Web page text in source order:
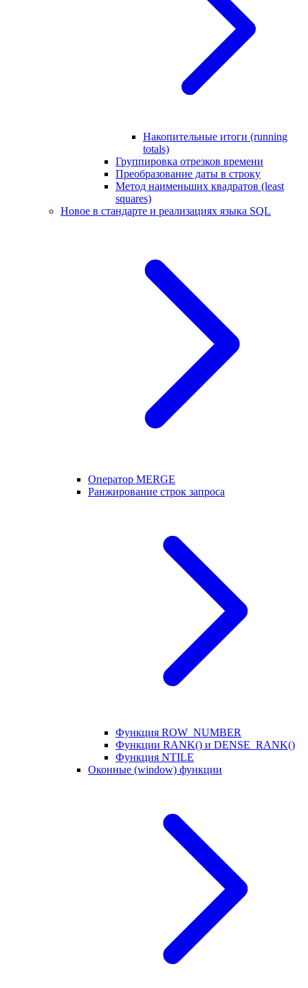
Накопительные итоги (running
totals)
Группировка отрезков времени
Преобразование даты в строку
Метод наименьших квадратов (least
squares)
Новое в стандарте и реализациях языка SQL
Оператор MERGE
Ранжирование строк запроса
Функция ROW_NUMBER
Функции RANK() и DENSE_RANK()
Функция NTILE
Оконные (window) функции